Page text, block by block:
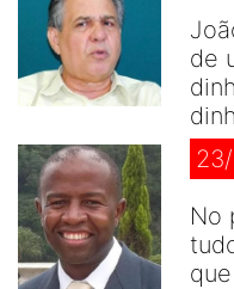
de
No